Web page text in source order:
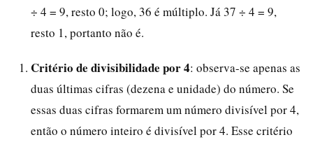
÷ 4 = 9, resto 0; logo, 36 é múltiplo. Já 37 ÷ 4 = 9,
resto 1, portanto não é.
Critério de divisibilidade por 4: observa-se apenas as
duas últimas cifras (dezena e unidade) do número. Se
essas duas cifras formarem um número divisível por 4,
então o número inteiro é divisível por 4. Esse critério